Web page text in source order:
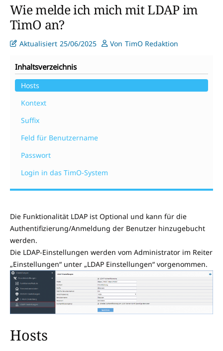
Wie melde ich mich mit LDAP im
TimO an?
Aktualisiert 25/06/2025 Von TimO Redaktion
Inhaltsverzeichnis
Hosts
Kontext
Suffix
Feld für Benutzername
Passwort
Login in das TimO-System
Die Funktionalität LDAP ist Optional und kann für die
Authentifizierung/Anmeldung der Benutzer hinzugebucht
werden.
Die LDAP-Einstellungen werden vom Administrator im Reiter
„Einstellungen“ unter „LDAP Einstellungen“ vorgenommen.
Hosts